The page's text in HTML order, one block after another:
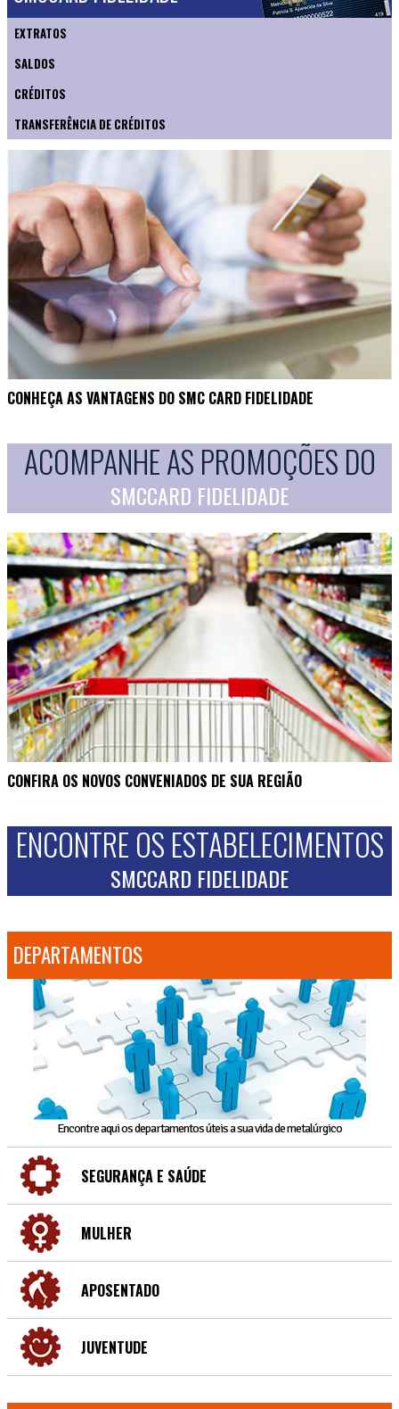
EXTRATOS
SALDOS
CRÉDITOS
TRANSFERÊNCIA DE CRÉDITOS
CONHEÇA AS VANTAGENS DO SMC CARD FIDELIDADE
ACOMPANHE AS PROMOÇÕES DO
SMCCARD FIDELIDADE
CONFIRA OS NOVOS CONVENIADOS DE SUA REGIÃO
ENCONTRE OS ESTABELECIMENTOS
SMCCARD FIDELIDADE
DEPARTAMENTOS
Encontre aqui os departamentos úteis a sua vida de metalúrgico
SEGURANÇA E SAÚDE
MULHER
APOSENTADO
JUVENTUDE